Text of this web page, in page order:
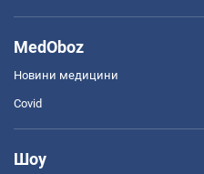
MedOboz
Новини медицини
Covid
Шоу